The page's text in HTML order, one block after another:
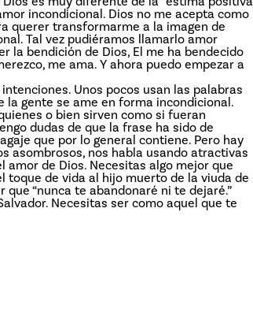
incondicional. Dios no me acepta como
querer transformarme a la imagen de
Tal vez pudiéramos llamarlo amor
la bendición de Dios, El me ha bendecido
me ama. Y ahora puedo empezar a
Unos pocos usan las palabras
la gente se ame en forma incondicional.
o bien sirven como si fueran
dudas de que la frase ha sido de
que por lo general contiene. Pero hay
asombrosos, nos habla usando atractivas
de Dios. Necesitas algo mejor que
toque de vida al hijo muerto de la viuda de
“nunca te abandonaré ni te dejaré.”
Necesitas ser como aquel que te